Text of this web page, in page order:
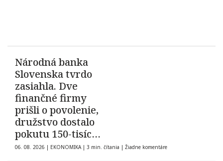
Národná banka
Slovenska tvrdo
zasiahla. Dve
finančné firmy
prišli o povolenie,
družstvo dostalo
pokutu 150-tisíc
eur
06. 08. 2026 | EKONOMIKA | 3 min. čítania | Žiadne komentáre